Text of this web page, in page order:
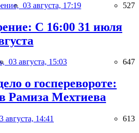
03 августа, 17:19 527
С 16:00 31 июля
03 августа, 15:03 647
о госперевороте:
Рамиза Мехтиева
августа, 14:41 613